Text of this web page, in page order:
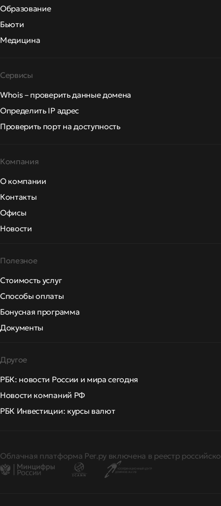
Образование
Бьюти
Медицина
Сервисы
Whois – проверить данные домена
Определить IP адрес
Проверить порт на доступность
Компания
О компании
Контакты
Офисы
Новости
Полезное
Стоимость услуг
Способы оплаты
Бонусная программа
Документы
Другое
РБК: новости России и мира сегодня
Новости компаний РФ
РБК Инвестиции: курсы валют
Облачная платформа Рег.ру включена в реестр